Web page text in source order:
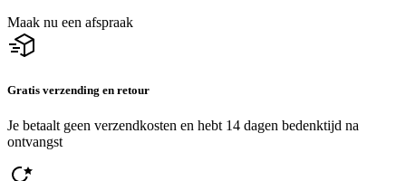
Maak nu een afspraak
Gratis verzending en retour
Je betaalt geen verzendkosten en hebt 14 dagen bedenktijd na
ontvangst